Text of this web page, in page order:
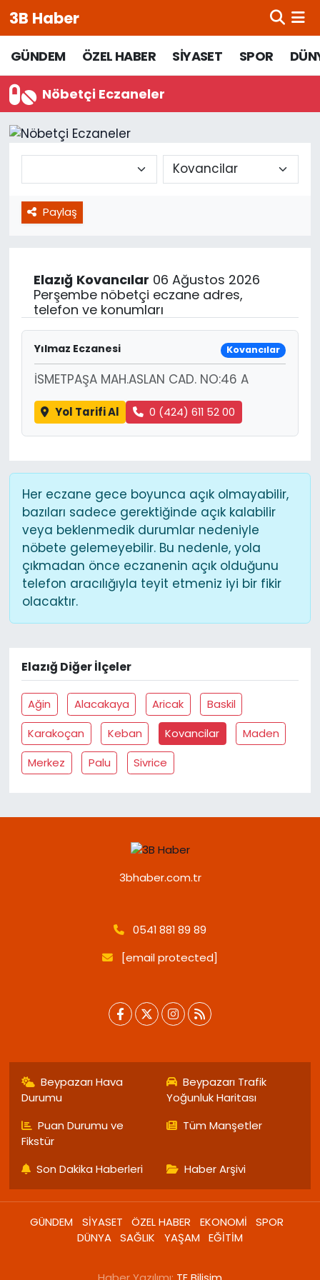
3B Haber
GÜNDEM ÖZEL HABER SİYASET SPOR
Nöbetçi Eczaneler
Paylaş
Elazığ Kovancılar 06 Ağustos 2026
Perşembe nöbetçi eczane adres,
telefon ve konumları
Yılmaz Eczanesi Kovancılar
İSMETPAŞA MAH.ASLAN CAD. NO:46 A
Yol Tarifi Al 0 (424) 611 52 00
Her eczane gece boyunca açık olmayabilir,
bazıları sadece gerektiğinde açık kalabilir
veya beklenmedik durumlar nedeniyle
nöbete gelemeyebilir. Bu nedenle, yola
çıkmadan önce eczanenin açık olduğunu
telefon aracılığıyla teyit etmeniz iyi bir fikir
olacaktır.
Elazığ Diğer İlçeler
Ağin Alacakaya Aricak
Baskil
Karakoçan
Keban Kovancilar
Maden
Merkez
Palu Sivrice
3bhaber.com.tr
0541 881 89 89
[email protected]
Beypazarı Hava
Durumu
Beypazarı Trafik
Yoğunluk Haritası
Puan Durumu ve
Fikstür
Tüm Manşetler
Son Dakika Haberleri Haber Arşivi
GÜNDEM SİYASET ÖZEL HABER EKONOMİ
SPOR
DÜNYA SAĞLIK YAŞAM EĞİTİM
Beypazarı Hava Durumu
Beypazarı Trafik Yoğunluk Haritası
Süper Lig Puan Durumu ve Fikstür
Son Dakika Haberleri